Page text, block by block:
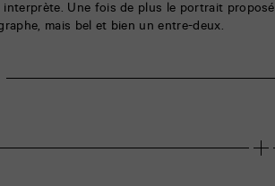
Une fois de plus le portrait proposé
mais bel et bien un entre-deux.